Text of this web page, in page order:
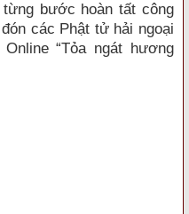
bước hoàn tất công
các Phật tử hải ngoại
“Tỏa ngát hương